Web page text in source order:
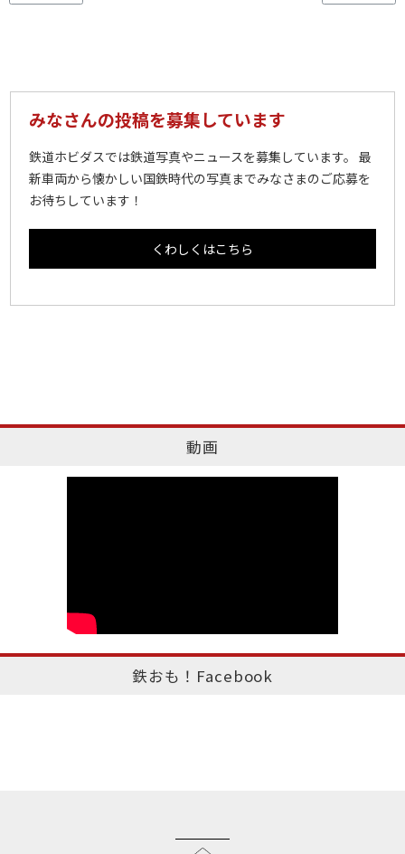
みなさんの投稿を募集しています
鉄道ホビダスでは鉄道写真やニュースを募集しています。 最
新車両から懐かしい国鉄時代の写真までみなさまのご応募を
お待ちしています！
くわしくはこちら
動画
鉄おも！Facebook